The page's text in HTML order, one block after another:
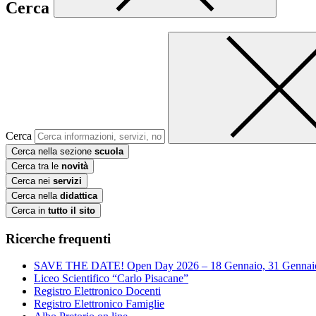
Cerca
Cerca
Cerca nella sezione scuola
Cerca tra le novità
Cerca nei servizi
Cerca nella didattica
Cerca in tutto il sito
Ricerche frequenti
SAVE THE DATE! Open Day 2026 – 18 Gennaio, 31
Liceo Scientifico “Carlo Pisacane”
Registro Elettronico Docenti
Registro Elettronico Famiglie